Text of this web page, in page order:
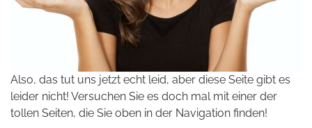
Also, das tut uns jetzt echt leid, aber diese Seite gibt es
leider nicht! Versuchen Sie es doch mal mit einer der
tollen Seiten, die Sie oben in der Navigation finden!